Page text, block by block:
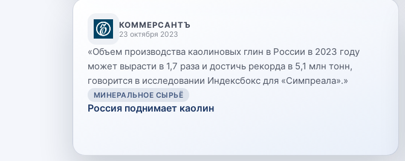
КОММЕРСАНТЪ
23 октября 2023
«Объем производства каолиновых глин в России в 2023 году
может вырасти в 1,7 раза и достичь рекорда в 5,1 млн тонн,
говорится в исследовании Индексбокс для «Симпреала».»
МИНЕРАЛЬНОЕ СЫРЬЁ
Россия поднимает каолин